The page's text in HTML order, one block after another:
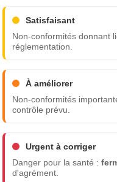
Satisfaisant
Non-conformités donnant
réglementation.
À améliorer
Non-conformités
contrôle prévu.
Urgent à corriger
Danger pour la santé :
d'agrément.